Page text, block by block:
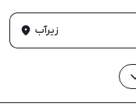
زیرآب